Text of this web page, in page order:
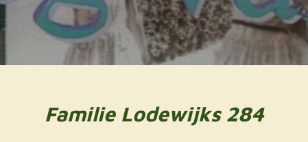
Familie Lodewijks 284